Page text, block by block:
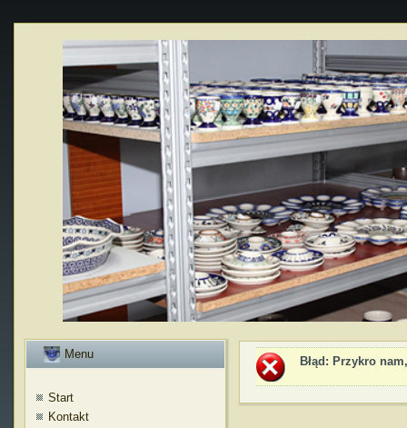
Menu
Start
Kontakt
Błąd : Przykro